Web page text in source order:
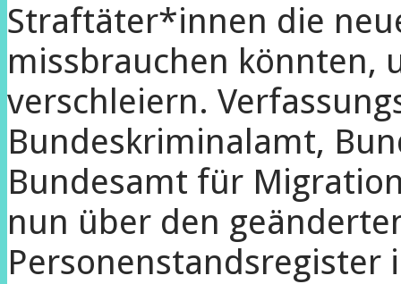
Straftäter*innen die
missbrauchen könnten,
verschleiern.
Bundeskriminalamt,
Bundesamt für
nun über den